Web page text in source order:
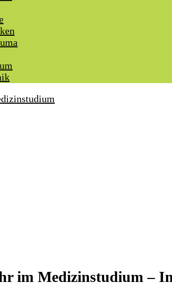
im Medizinstudium –